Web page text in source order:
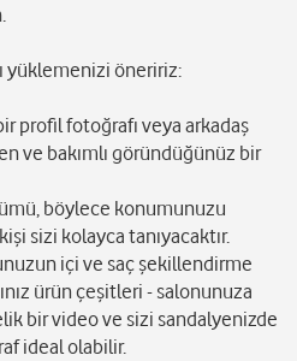
yüklemenizi öneririz:
profil fotoğrafı veya arkadaş
ve bakımlı göründüğünüz bir
böylece konumunuzu
sizi kolayca tanıyacaktır.
içi ve saç şekillendirme
ürün çeşitleri - salonunuza
bir video ve sizi sandalyenizde
ideal olabilir.